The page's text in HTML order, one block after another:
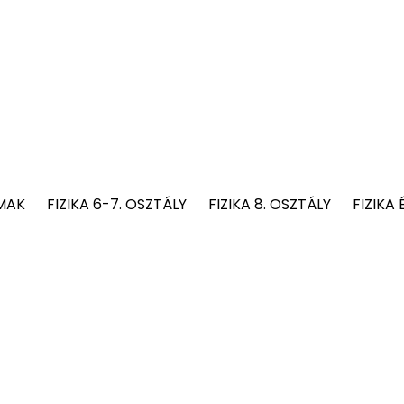
FIZIKA 6-7. OSZTÁLY FIZIKA 8. OSZTÁLY FIZIKA